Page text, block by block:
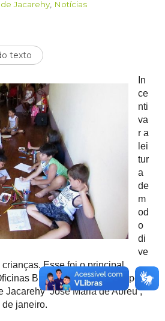
Jacarehy Notícias
texto
In
ce
nti
va
r a
lei
tur
a
de
m
od
o
di
ve
Esse foi o principal
Brincantes’ promovido pela
‘José Maria de Abreu’,
janeiro.